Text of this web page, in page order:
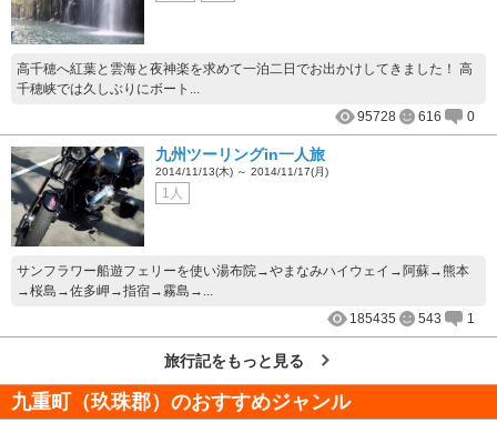
高千穂へ紅葉と雲海と夜神楽を求めて一泊二日でお出かけしてきました！ 高
千穂峡では久しぶりにボート...
95728
616 0
九州ツーリングin一人旅
2014/11/13(木) ～ 2014/11/17(月)
1人
サンフラワー船遊フェリーを使い湯布院→やまなみハイウェイ→阿蘇→熊本
→桜島→佐多岬→指宿→霧島→...
185435
543 1
旅行記をもっと見る
九重町（玖珠郡） のおすすめジャンル